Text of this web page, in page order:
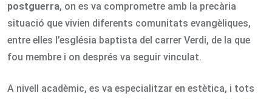
postguerra, on es va comprometre amb la precària
situació que vivien diferents comunitats evangèliques,
entre elles l’església baptista del carrer Verdi, de la que
fou membre i on després va seguir vinculat.
A nivell acadèmic, es va especialitzar en estètica, i tots